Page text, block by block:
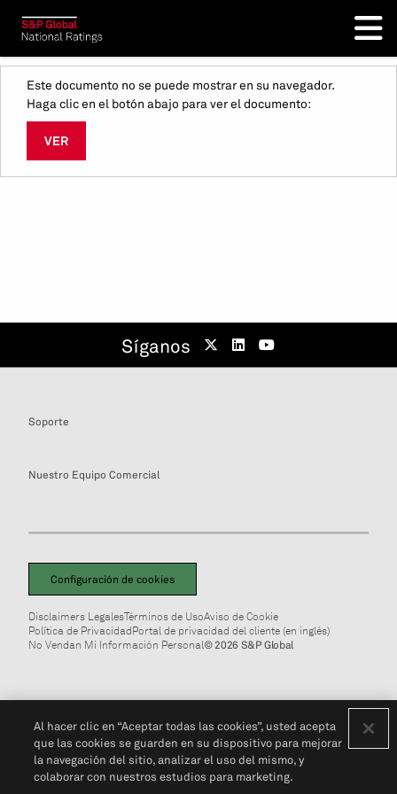
Este documento no se puede mostrar en su navegador.
Haga clic en el botón abajo para ver el documento:
VER
Síganos
Soporte
Nuestro Equipo Comercial
Configuración de cookies
Disclaimers LegalesTérminos de UsoAviso de Cookie
Política de PrivacidadPortal de privacidad del cliente (en inglés)
No Vendan Mi Información Personal© 2026 S&P Global
Al hacer clic en “Aceptar todas las cookies”, usted acepta
que las cookies se guarden en su dispositivo para mejorar
la navegación del sitio, analizar el uso del mismo, y
colaborar con nuestros estudios para marketing.